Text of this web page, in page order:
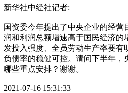
新华社中经社记者:
国资委今年提出了中央企业的经营
润和利润总额增速高于国民经济的
发投入强度、全员劳动生产率要有
负债率的稳健可控。请问下半年，
哪些重点安排？谢谢。
2021-07-16 15:31:33